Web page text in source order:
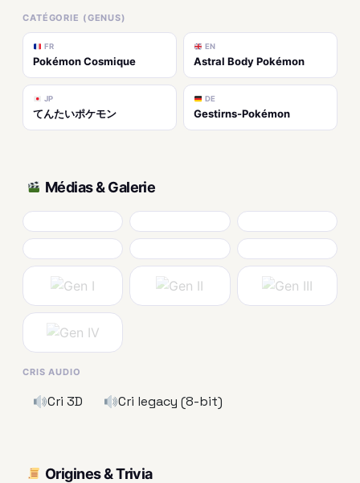
CATÉGORIE (GENUS)
FR
Pokémon Cosmique
EN
Astral Body Pokémon
JP
てんたいポケモン
DE
Gestirns-Pokémon
Médias & Galerie
CRIS AUDIO
Cri 3D Cri legacy (8-bit)
Origines & Trivia